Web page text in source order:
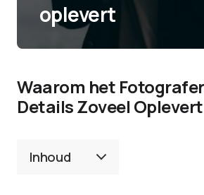
oplevert
Waarom het
Details Zoveel Oplevert
Inhoud